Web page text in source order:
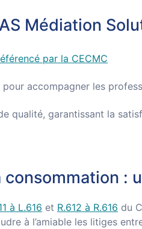
Médiation
par la CECMC
accompagner les
qualité, garantissant la
consommation :
à L.616 et R.612 à R.616 du
à l’amiable les litiges